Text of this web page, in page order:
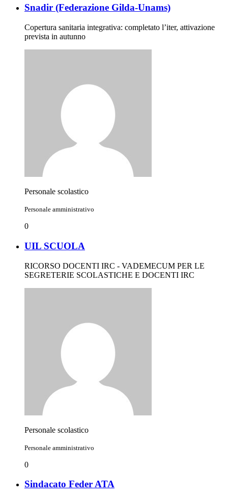
Snadir (Federazione Gilda-Unams)
Copertura sanitaria integrativa: completato l’iter, attivazione
prevista in autunno
Personale scolastico
Personale amministrativo
0
UIL SCUOLA
RICORSO DOCENTI IRC - VADEMECUM PER LE
SEGRETERIE SCOLASTICHE E DOCENTI IRC
Personale scolastico
Personale amministrativo
0
Sindacato Feder ATA